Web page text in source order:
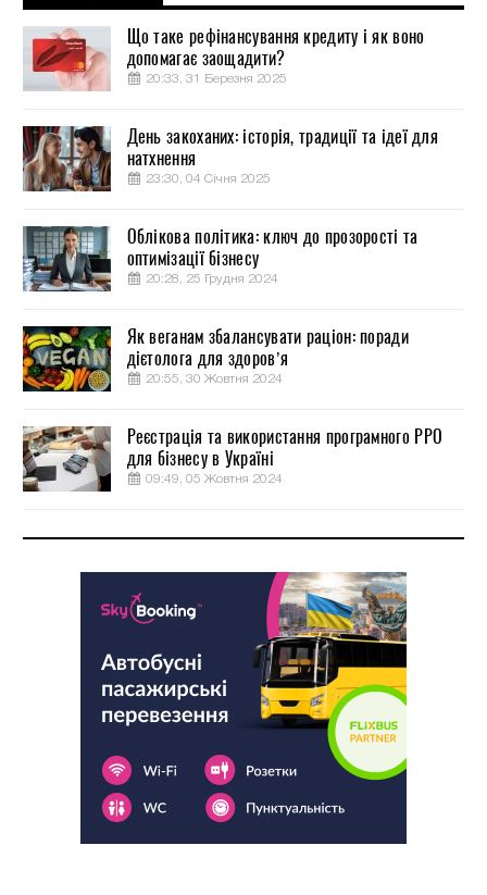
Що таке рефінансування кредиту і як воно
допомагає заощадити?
20:33, 31 Березня 2025
День закоханих: історія, традиції та ідеї для
натхнення
23:30, 04 Січня 2025
Облікова політика: ключ до прозорості та
оптимізації бізнесу
20:28, 25 Грудня 2024
Як веганам збалансувати раціон: поради
дієтолога для здоров’я
20:55, 30 Жовтня 2024
Реєстрація та використання програмного РРО
для бізнесу в Україні
09:49, 05 Жовтня 2024